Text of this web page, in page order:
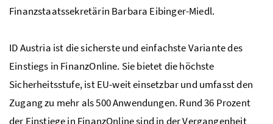
Finanzstaatssekretärin Barbara Eibinger-Miedl.
ID Austria ist die sicherste und einfachste Variante des
Einstiegs in FinanzOnline. Sie bietet die höchste
Sicherheitsstufe, ist EU-weit einsetzbar und umfasst den
Zugang zu mehr als 500 Anwendungen. Rund 36 Prozent
der Einstiege in FinanzOnline sind in der Vergangenheit